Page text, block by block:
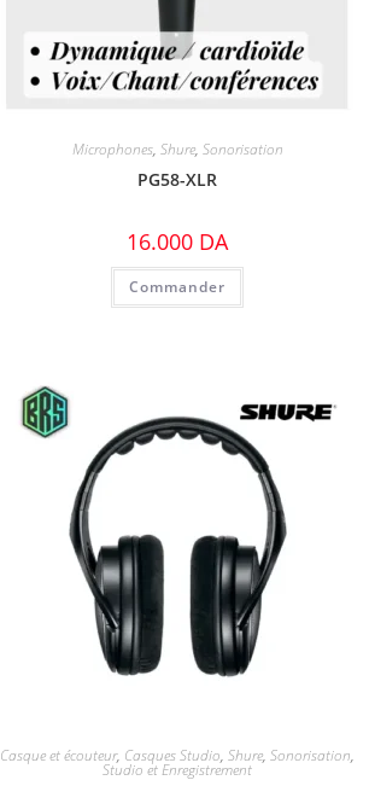
Microphones, Shure, Sonorisation
PG58-XLR
16.000 DA
Commander
Casque et écouteur, Casques Studio,Shure,Sonorisation,
Studio et Enregistrement